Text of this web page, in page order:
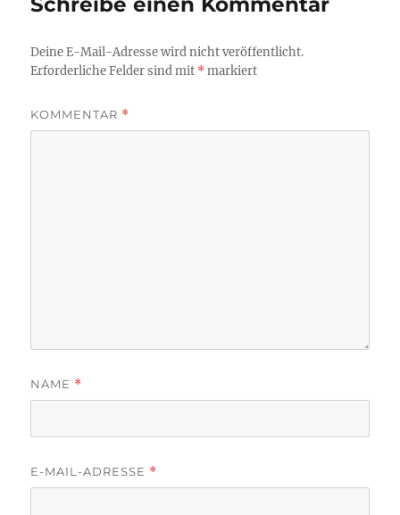
Deine E-Mail-Adresse wird nicht veröffentlicht.
Erforderliche Felder sind mit *markiert
KOMMENTAR *
NAME *
E-MAIL-ADRESSE *